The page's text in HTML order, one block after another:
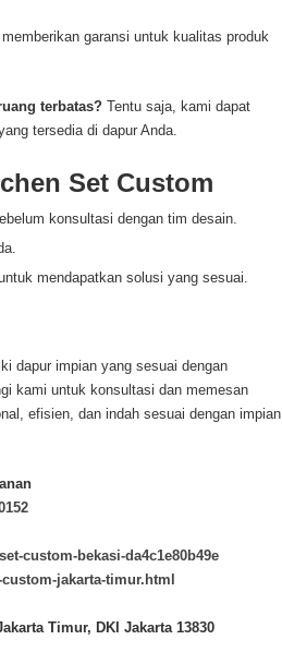
garansi untuk kualitas produk
terbatas?Tentu saja, kami dapat
tersedia di dapur Anda.
Set Custom
konsultasi dengan tim desain.
mendapatkan solusi yang sesuai.
dapur impian yang sesuai dengan
kami untuk konsultasi dan memesan
efisien, dan indah sesuai dengan impian
custom-bekasi-da4c1e80b49e
jakarta-timur.html
Timur, DKI Jakarta 13830